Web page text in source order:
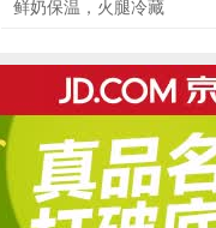
鲜奶保温，火腿冷藏